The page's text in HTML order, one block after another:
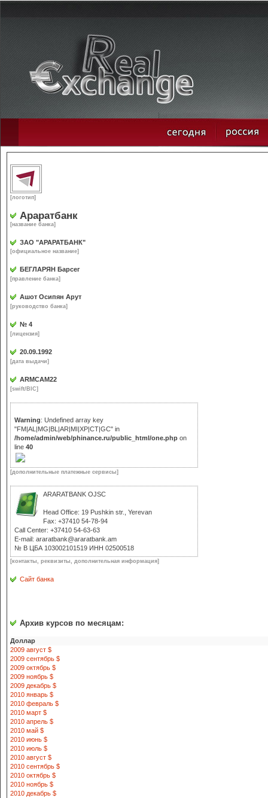
[логотип]
Араратбанк
[название банка]
ЗАО "АРАРАТБАНК"
[официальное название]
БЕГЛАРЯН Барсег
[правление банка]
Ашот Осипян Арут
[руководство банка]
№ 4
[лицензия]
20.09.1992
[дата выдачи]
ARMCAM22
[swift/BIC]
Warning: Undefined array key
"FM|AL|MG|BL|AR|MI|XP|CT|GC" in
/home/admin/web/phinance.ru/public_html/one.php on
line 40
[дополнительные платежные сервисы]
ARARATBANK OJSC
Head Office: 19 Pushkin str., Yerevan
Fax: +37410 54-78-94
Call Center: +37410 54-63-63
E-mail: araratbank@araratbank.am
№ В ЦБА 103002101519 ИНН 02500518
[контакты, реквизиты, дополнительная информация]
Сайт банка
Архив курсов по месяцам:
Доллар
2009 август $
2009 сентябрь $
2009 октябрь $
2009 ноябрь $
2009 декабрь $
2010 январь $
2010 февраль $
2010 март $
2010 апрель $
2010 май $
2010 июнь $
2010 июль $
2010 август $
2010 сентябрь $
2010 октябрь $
2010 ноябрь $
2010 декабрь $